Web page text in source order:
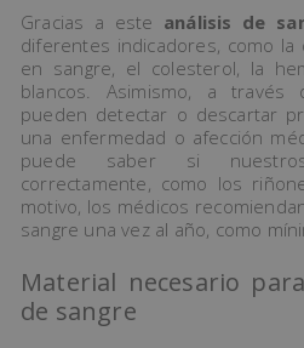
Gracias a este análisis de
diferentes indicadores, como la
en sangre, el colesterol, la
blancos. Asimismo, a
pueden detectar o descartar
una enfermedad o afección
puede saber si
correctamente, como los
motivo, los médicos
sangre una vez al año, como
Material necesario
de sangre